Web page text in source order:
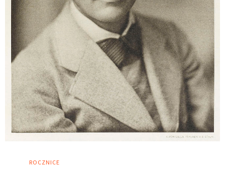
ROCZNICE